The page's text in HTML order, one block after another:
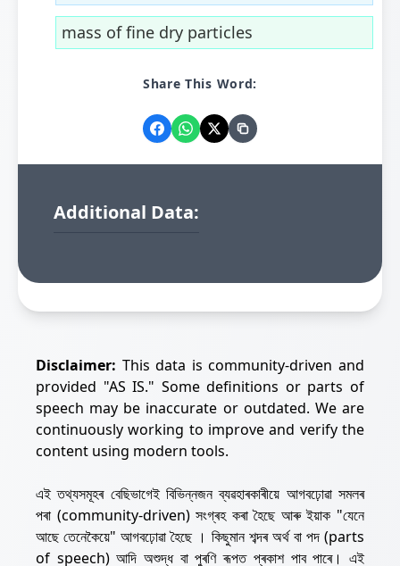
mass of fine dry particles
Share This Word:
Additional Data:
Disclaimer: This data is community-driven and
provided "AS IS." Some definitions or parts of
speech may be inaccurate or outdated. We are
continuously working to improve and verify the
content using modern tools.
এই তথ্যসমূহৰ বেছিভাগেই বিভিন্নজন ব্যৱহাৰকাৰীয়ে আগবঢ়োৱা সমলৰ
পৰা (community-driven) সংগ্ৰহ কৰা হৈছে আৰু ইয়াক "যেনে
আছে তেনেকৈয়ে" আগবঢ়োৱা হৈছে । কিছুমান শব্দৰ অৰ্থ বা পদ (parts
of speech) আদি অশুদ্ধ বা পুৰণি ৰূপত প্ৰকাশ পাব পাৰে। এই